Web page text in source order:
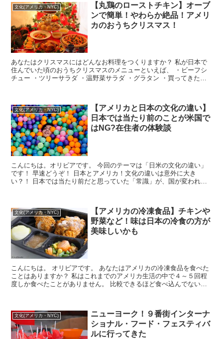
文化(アメリカ・NYC)
【丸鶏のローストチキン】オーブ
ンで簡単！やわらか絶品！アメリ
カのおうちクリスマス！
あなたはクリスマスにはどんなお料理をつくりますか？ 私が日本で
住んでいた頃のおうちクリスマスのメニューといえば、 ・ビーフシ
チュー ・ツリーサラダ ・温野菜サラダ ・グラタン ・買ってきたケ
文化(アメリカ・NYC)
【アメリカと日本の文化の違い】
日本では当たり前のことが米国で
はNG?在住者の体験談
こんにちは。オリビアです。 今回のテーマは「日米の文化の違い」
です！ 早速どうぞ！ 日本とアメリカ！文化の違いは意外に大き
い？！ 日本では当たり前だと思っていた「常識」が、国が変われば
文化(アメリカ・NYC)
【アメリカの冷凍食品】チキンや
野菜など！味は日本の冷食の方が
美味しいかも
こんにちは。 オリビアです。 あなたはアメリカの冷凍食品を食べた
ことはありますか？ 私はこれまでのアメリカ生活の中で４～５回程
度しか食べたことがありません。 比較できるほど食べ込んでないの
文化(アメリカ・NYC)
ニューヨーク！９番街インターナ
ショナル・フード・フェスティバ
ルに行ってきた